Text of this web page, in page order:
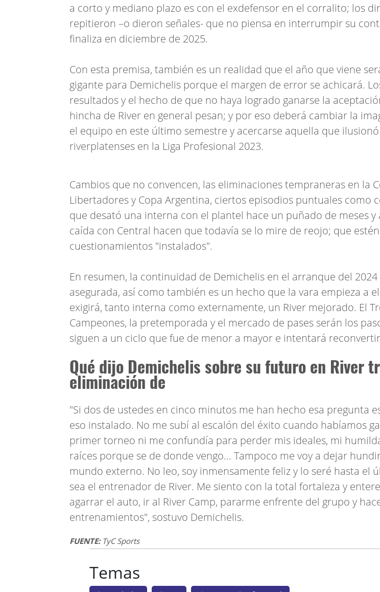
a corto y mediano plazo es con el exdefensor en el corralito; los
repitieron –o dieron señales- que no piensa en interrumpir su
finaliza en diciembre de 2025.
Con esta premisa, también es un realidad que el año que viene
gigante para Demichelis porque el margen de error se achicará.
resultados y el hecho de que no haya logrado ganarse la
hincha de River en general pesan; y por eso deberá cambiar la
el equipo en este último semestre y acercarse aquella que
riverplatenses en la Liga Profesional 2023.
Cambios que no convencen, las eliminaciones tempraneras en la
Libertadores y Copa Argentina, ciertos episodios puntuales como
que desató una interna con el plantel hace un puñado de meses y
caída con Central hacen que todavía se lo mire de reojo; que
cuestionamientos "instalados".
En resumen, la continuidad de Demichelis en el arranque del 2024
asegurada, así como también es un hecho que la vara empieza a
exigirá, tanto interna como externamente, un River mejorado. El
Campeones, la pretemporada y el mercado de pases serán los
siguen a un ciclo que fue de menor a mayor e intentará
Qué dijo Demichelis sobre su futuro en River
eliminación de
"Si dos de ustedes en cinco minutos me han hecho esa pregunta
eso instalado. No me subí al escalón del éxito cuando habíamos
primer torneo ni me confundía para perder mis ideales, mi
raíces porque se de donde vengo... Tampoco me voy a dejar
mundo externo. No leo, soy inmensamente feliz y lo seré hasta el
sea el entrenador de River. Me siento con la total fortaleza y
agarrar el auto, ir al River Camp, pararme enfrente del grupo y
entrenamientos", sostuvo Demichelis.
FUENTE:TyC Sports
Temas